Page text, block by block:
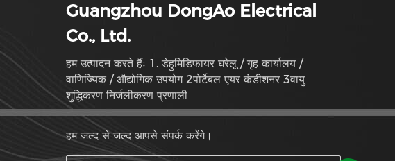
Guangzhou DongAo Electrical
Co., Ltd.
हम उत्पादन करते हैंः 1. डेहुमिडिफायर घरेलू / गृह कार्यालय /
वाणिज्यिक / औद्योगिक उपयोग 2पोर्टेबल एयर कंडीशनर 3वायु
शुद्धिकरण निर्जलीकरण प्रणाली
हम जल्द से जल्द आपसे संपर्क करेंगे।